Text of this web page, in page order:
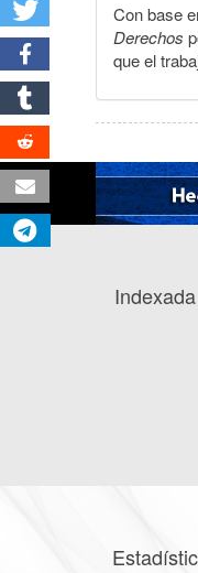
Con base
Derechos
que el